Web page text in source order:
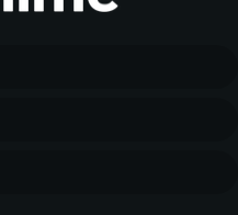
Josei